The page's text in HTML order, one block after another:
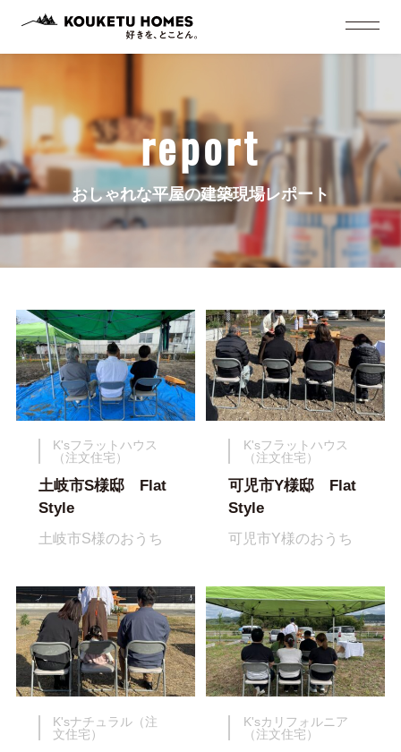
report
おしゃれな平屋の建築現場レポート
K'sフラットハウス
（注文住宅）
土岐市S様邸 Flat
Style
土岐市S様のおうち
K'sフラットハウス
（注文住宅）
可児市Y様邸 Flat
Style
可児市Y様のおうち
K'sナチュラル（注
文住宅）
K'sカリフォルニア
（注文住宅）